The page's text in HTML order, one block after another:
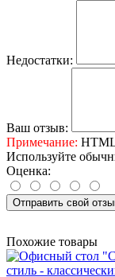
Недостатки:
Ваш отзыв:
Примечание: HTML
Используйте
Оценка:
Отправить свой
Похожие товары